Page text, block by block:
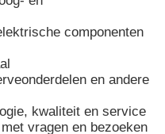
componenten
en andere
kwaliteit en service
vragen en bezoeken